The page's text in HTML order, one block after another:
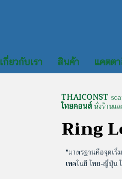
เกี่ยวกับเรา สินค้า แคตต
THAICONST
ไทยคอนส์นั่งร้านแ
Ring
"มาตรฐานคือจุดเริ่
เทคโนยี ไทย-ญี่ปุ่น